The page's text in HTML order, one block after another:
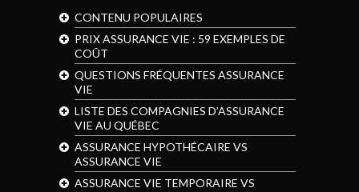
CONTENU POPULAIRES
PRIX ASSURANCE VIE : 59 EXEMPLES DE
COÛT
QUESTIONS FRÉQUENTES ASSURANCE
VIE
LISTE DES COMPAGNIES D’ASSURANCE
VIE AU QUÉBEC
ASSURANCE HYPOTHÉCAIRE VS
ASSURANCE VIE
ASSURANCE VIE TEMPORAIRE VS